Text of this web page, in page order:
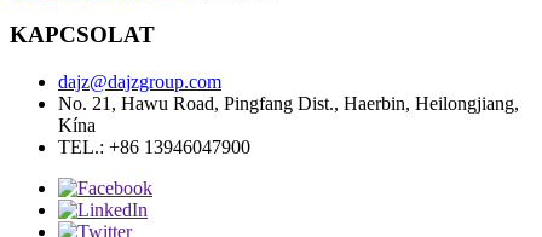
KAPCSOLAT
dajz@dajzgroup.com
No. 21, Hawu Road, Pingfang Dist., Haerbin, Heilongjiang,
Kína
TEL.: +86 13946047900